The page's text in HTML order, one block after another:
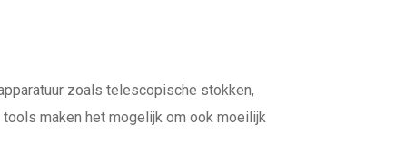
zoals telescopische stokken,
maken het mogelijk om ook moeilijk